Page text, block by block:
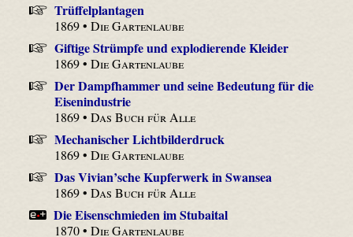
Trüffelplantagen
1869 •Die Gartenlaube
Giftige Strümpfe und explodierende Kleider
1869 •Die Gartenlaube
Der Dampfhammer und seine Bedeutung für die
Eisenindustrie
1869 •Das Buch für Alle
Mechanischer Lichtbilderdruck
1869 •Die Gartenlaube
Das Vivian’sche Kupferwerk in Swansea
1869 •Das Buch für Alle
Die Eisenschmieden im Stubaital
1870 •Die Gartenlaube